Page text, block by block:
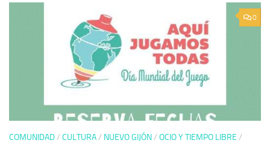
0
COMUNIDAD/ CULTURA/ NUEVO GIJÓN/ OCIO Y TIEMPO LIBRE /